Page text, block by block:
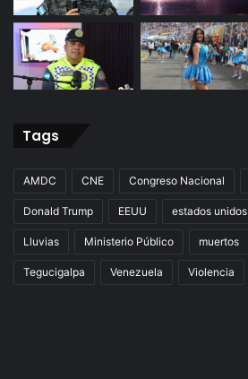
Tags
AMDC CNE Congreso Nacional
Donald Trump EEUU estados unidos
Lluvias Ministerio Público muertos
Tegucigalpa Venezuela Violencia